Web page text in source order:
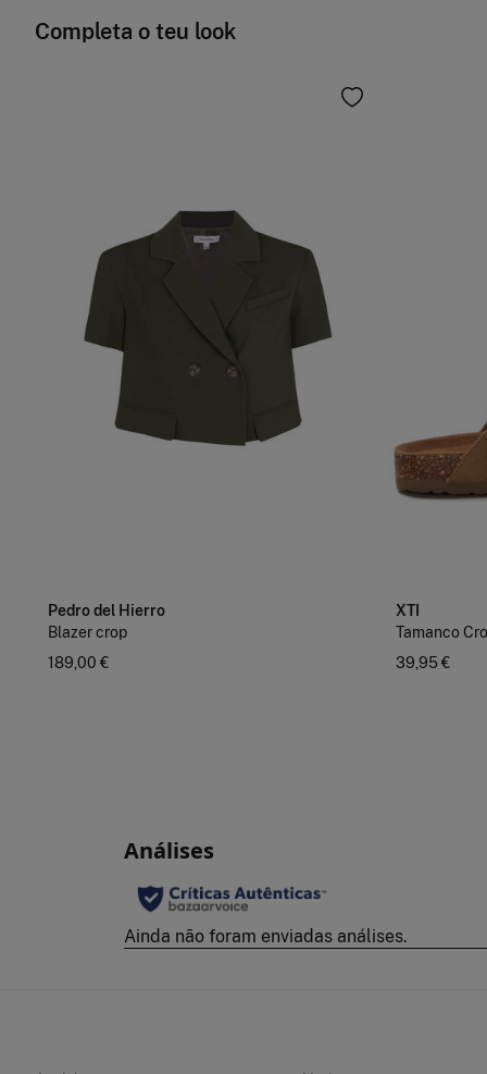
Completa o teu look
Pedro del Hierro
Blazer crop
189,00 €
XTI
Tamanco
39,95 €